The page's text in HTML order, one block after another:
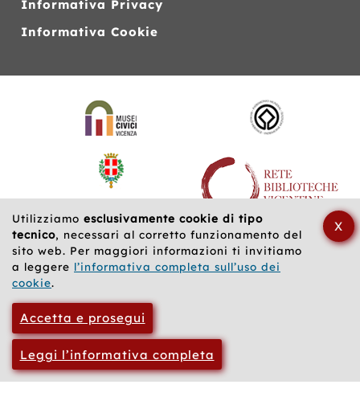
Utilizziamo esclusivamente cookie di tipo
tecnico, necessari al corretto funzionamento del
sito web. Per maggiori informazioni ti invitiamo
a leggere l’informativa completa sull’uso dei
cookie.
Accetta e prosegui
Leggi l’informativa completa
X
Informativa Privacy
Informativa Cookie